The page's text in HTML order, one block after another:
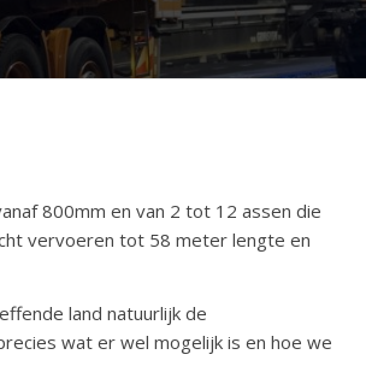
800mm en van 2 tot 12 assen die
vervoeren tot 58 meter lengte en
land natuurlijk de
wat er wel mogelijk is en hoe we